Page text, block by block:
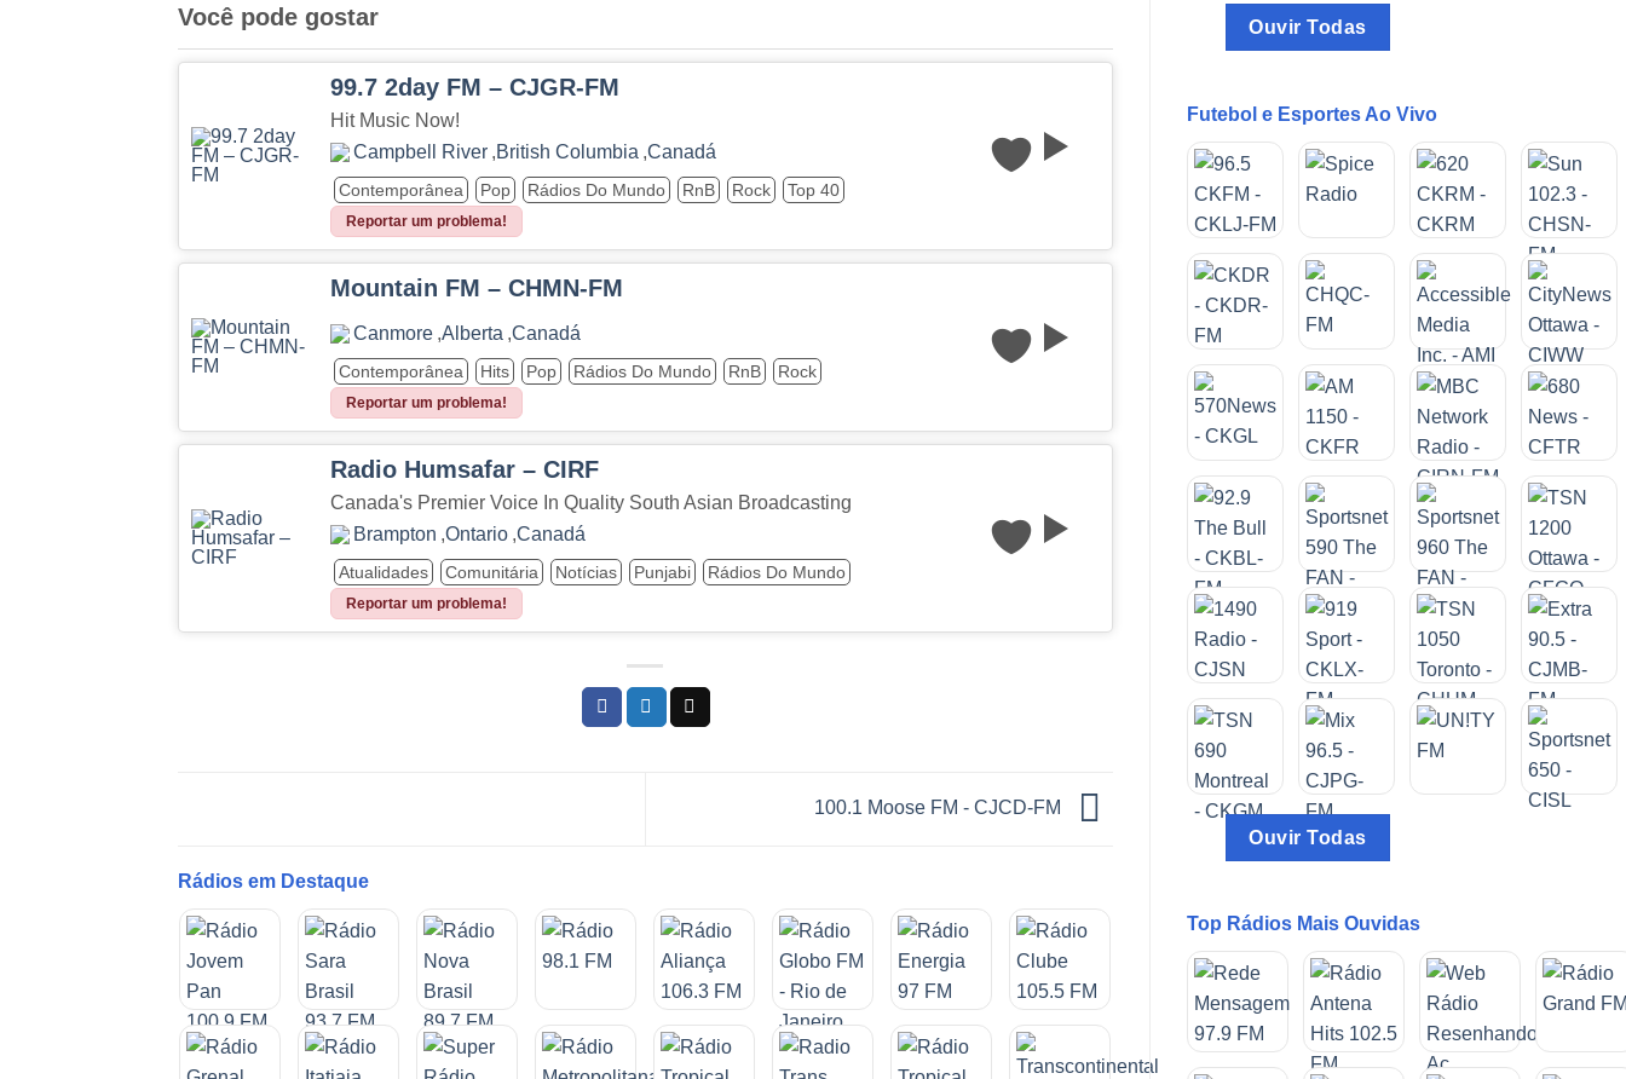
Você pode gostar
99.7 2day FM – CJGR-FM
Hit Music Now!
Campbell River ,British Columbia ,Canadá
Contemporânea Pop Rádios Do Mundo RnB Rock Top 40
Reportar um problema!
Mountain FM – CHMN-FM
Canmore ,Alberta ,Canadá
Contemporânea Hits Pop Rádios Do Mundo RnB Rock
Reportar um problema!
Radio Humsafar – CIRF
Canada's Premier Voice In Quality South Asian Broadcasting
Brampton ,Ontario ,Canadá
Atualidades Comunitária Notícias Punjabi Rádios Do Mundo
Reportar um problema!
100.1 Moose FM - CJCD-FM
Rádios em Destaque
Ouvir Todas
Futebol e Esportes Ao Vivo
Ouvir Todas
Top Rádios Mais Ouvidas